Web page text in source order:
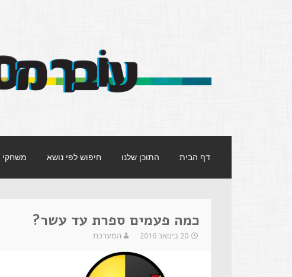
עובר מסך
לתוכן
דף הבית התוכן שלנו חיפוש לפי נושא משחקי
כמה פעמים ספרת עד עשר?
20 בינואר 2016 המערכת